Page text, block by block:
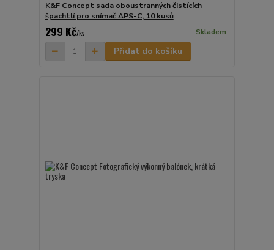
K&F Concept sada oboustranných čistících
špachtlí pro snímač APS-C, 10 kusů
299 Kč/ks Skladem
Přidat do košíku